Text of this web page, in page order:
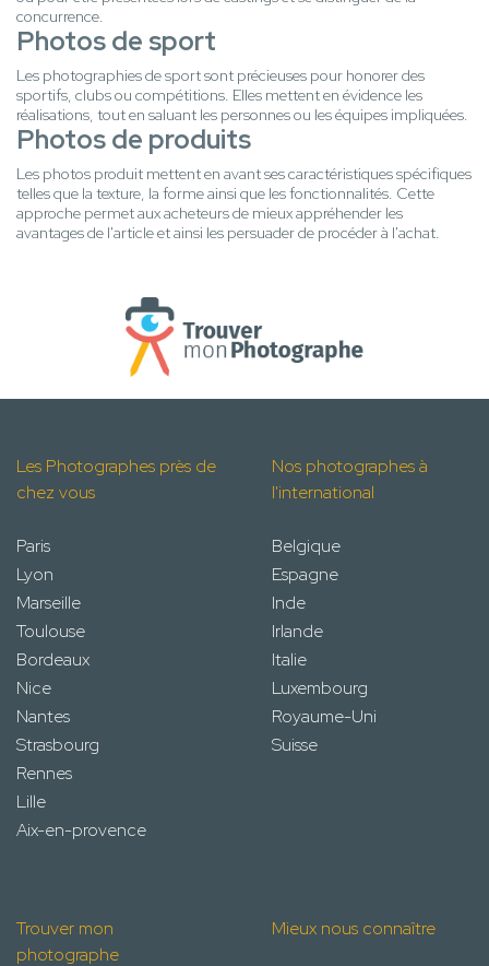
concurrence.
Photos de sport
Les photographies de sport sont précieuses pour honorer des
sportifs, clubs ou compétitions. Elles mettent en évidence les
réalisations, tout en saluant les personnes ou les équipes impliquées.
Photos de produits
Les photos produit mettent en avant ses caractéristiques spécifiques
telles que la texture, la forme ainsi que les fonctionnalités. Cette
approche permet aux acheteurs de mieux appréhender les
avantages de l'article et ainsi les persuader de procéder à l'achat.
Les Photographes près de
chez vous
Paris
Lyon
Marseille
Toulouse
Bordeaux
Nice
Nantes
Strasbourg
Rennes
Lille
Aix-en-provence
Nos photographes à
l'international
Belgique
Espagne
Inde
Irlande
Italie
Luxembourg
Royaume-Uni
Suisse
Trouver mon
photographe
Mieux nous connaître